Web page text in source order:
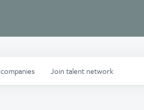
companies Join talent network